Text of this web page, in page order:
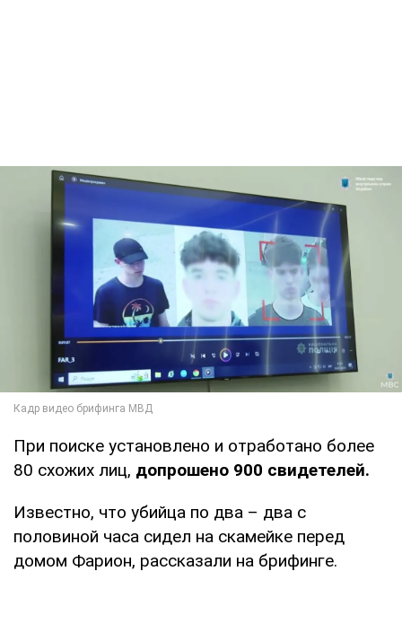
При поиске установлено и отработано более
80 схожих лиц, допрошено 900 свидетелей.
Известно, что убийца по два – два с
половиной часа сидел на скамейке перед
домом Фарион, рассказали на брифинге.